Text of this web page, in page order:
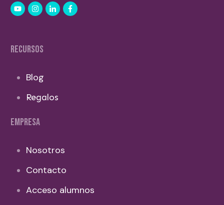
RECURSOS
Blog
Regalos
EMPRESA
Nosotros
Contacto
Acceso alumnos